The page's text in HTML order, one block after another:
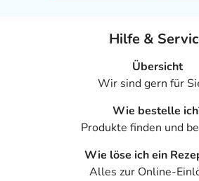
Hilfe &
Übersicht
Wir sind gern für
Wie bestelle
Produkte finden und
Wie löse ich ein
Alles zur Online-